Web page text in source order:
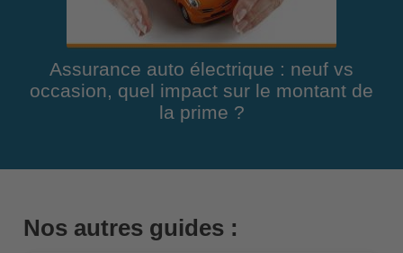
Assurance auto électrique : neuf vs
occasion, quel impact sur le montant de
la prime ?
Nos autres guides :